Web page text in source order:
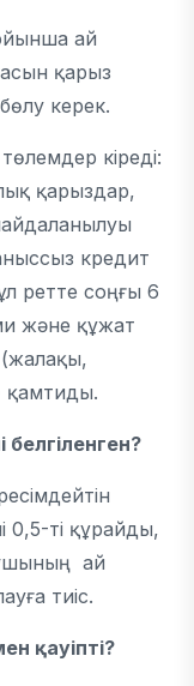
ай
қарыз
керек.
кіреді:
қарыздар,
кредит
ретте соңғы 6
және құжат
(жалақы,
қамтиды.
0,5-ті құрайды,
ай
тиіс.
қауіпті?